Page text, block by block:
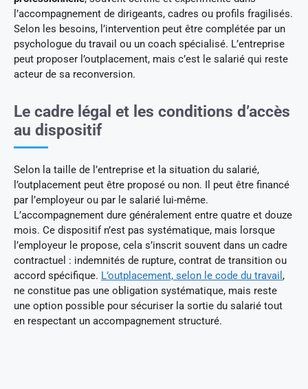
l’accompagnement de dirigeants, cadres ou profils fragilisés.
Selon les besoins, l’intervention peut être complétée par un
psychologue du travail ou un coach spécialisé. L’entreprise
peut proposer l’outplacement, mais c’est le salarié qui reste
acteur de sa reconversion.
Le cadre légal et les conditions d’accès
au dispositif
Selon la taille de l’entreprise et la situation du salarié,
l’outplacement peut être proposé ou non. Il peut être financé
par l’employeur ou par le salarié lui-même.
L’accompagnement dure généralement entre quatre et douze
mois. Ce dispositif n’est pas systématique, mais lorsque
l’employeur le propose, cela s’inscrit souvent dans un cadre
contractuel : indemnités de rupture, contrat de transition ou
accord spécifique. L’outplacement, selon le code du travail ,
ne constitue pas une obligation systématique, mais reste
une option possible pour sécuriser la sortie du salarié tout
en respectant un accompagnement structuré.